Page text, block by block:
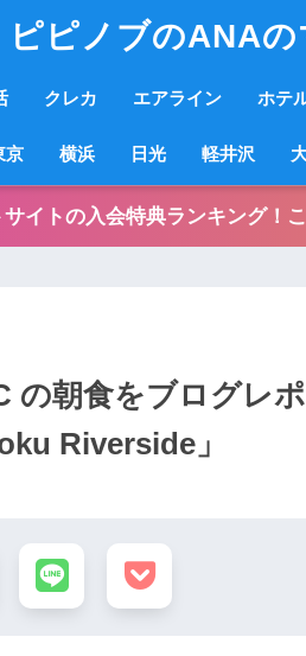
ピピノブのANA
クレカ エアライン ホテ
京 横浜 日光 軽井沢
サイトの入会特典ランキング！
の朝食をブログレ
Riverside」